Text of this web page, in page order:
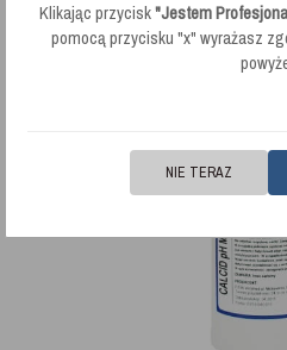
Klikając przycisk"Jestem
pomocą przycisku "x" wyrażasz
NIE TERAZ